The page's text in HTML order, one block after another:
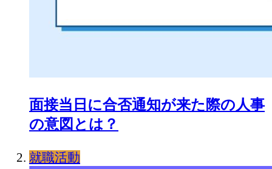
面接当日に合否通知が来た際の人事
の意図とは？
就職活動